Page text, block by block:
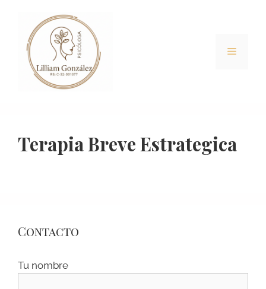
Terapia Breve Estrategica
Contacto
Tu nombre